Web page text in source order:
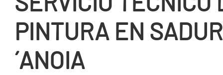
PINTURA EN
´ANOIA